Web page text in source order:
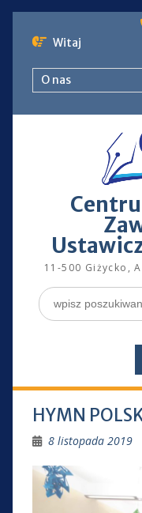
to
Witaj
O nas
11-500 Giżycko,
Search
for:
HYMN
8 listopada 2019